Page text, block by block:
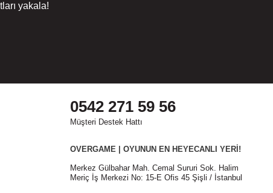
yakala!
0542 271 59 56
Müşteri Destek Hattı
OVERGAME | OYUNUN EN HEYECANLI YERİ!
Merkez Gülbahar Mah. Cemal Sururi Sok. Halim
Meriç İş Merkezi No: 15-E Ofis 45 Şişli / İstanbul